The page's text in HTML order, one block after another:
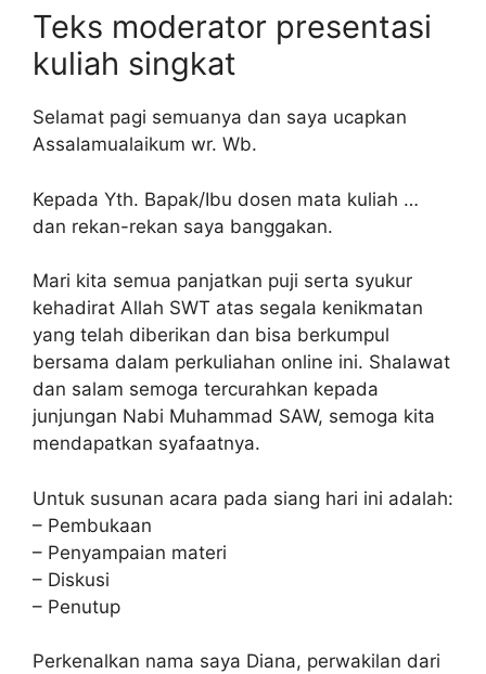
Teks moderator presentasi
kuliah singkat
Selamat pagi semuanya dan saya ucapkan
Assalamualaikum wr. Wb.
Kepada Yth. Bapak/Ibu dosen mata kuliah …
dan rekan-rekan saya banggakan.
Mari kita semua panjatkan puji serta syukur
kehadirat Allah SWT atas segala kenikmatan
yang telah diberikan dan bisa berkumpul
bersama dalam perkuliahan online ini. Shalawat
dan salam semoga tercurahkan kepada
junjungan Nabi Muhammad SAW, semoga kita
mendapatkan syafaatnya.
Untuk susunan acara pada siang hari ini adalah:
– Pembukaan
– Penyampaian materi
– Diskusi
– Penutup
Perkenalkan nama saya Diana, perwakilan dari